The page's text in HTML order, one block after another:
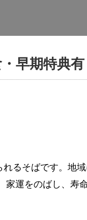
早期特典有
るそばです。地
運をのばし、寿